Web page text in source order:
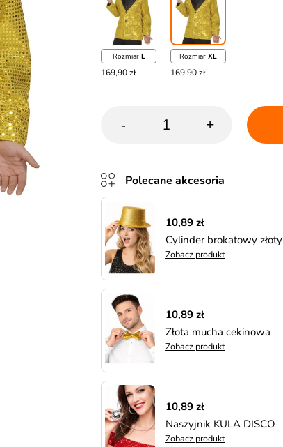
Rozmiar L
169,90 zł
Rozmiar XL
169,90 zł
- +
Polecane akcesoria
10,89 zł
Cylinder brokatowy złoty
Zobacz produkt
10,89 zł
Złota mucha cekinowa
Zobacz produkt
10,89 zł
Naszyjnik KULA DISCO
Zobacz produkt